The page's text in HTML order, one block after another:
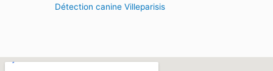
Détection canine Villeparisis